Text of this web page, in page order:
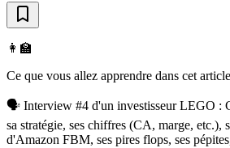
👩‍🏫
Ce que vous allez apprendre dans cet article
🗣️ Interview #4 d'un investisseur LEGO :
sa stratégie, ses chiffres (CA, marge, etc.),
d'Amazon FBM, ses pires flops, ses